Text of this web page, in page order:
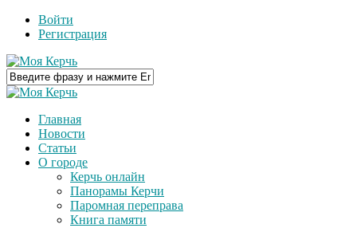
Войти
Регистрация
Главная
Новости
Статьи
О городе
Керчь онлайн
Панорамы Керчи
Паромная переправа
Книга памяти